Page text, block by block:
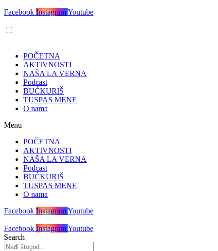
Facebook InstagramYoutube
POČETNA
AKTIVNOSTI
NAŠA LA VERNA
Podcast
BUĆKURIŠ
TUSPAS MENE
O nama
Menu
POČETNA
AKTIVNOSTI
NAŠA LA VERNA
Podcast
BUĆKURIŠ
TUSPAS MENE
O nama
Facebook InstagramYoutube
Facebook InstagramYoutube
Search